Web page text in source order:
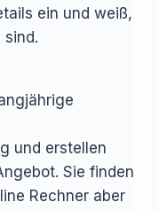
ein und weiß,
und erstellen
Sie finden
Rechner aber